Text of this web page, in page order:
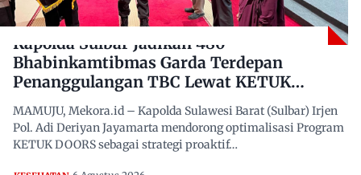
Kapolda Sulbar Jadikan 480
Bhabinkamtibmas Garda Terdepan
Penanggulangan TBC Lewat KETUK
DOORS di 650 Desa
MAMUJU, Mekora.id – Kapolda Sulawesi Barat (Sulbar) Irjen
Pol. Adi Deriyan Jayamarta mendorong optimalisasi Program
KETUK DOORS sebagai strategi proaktif…